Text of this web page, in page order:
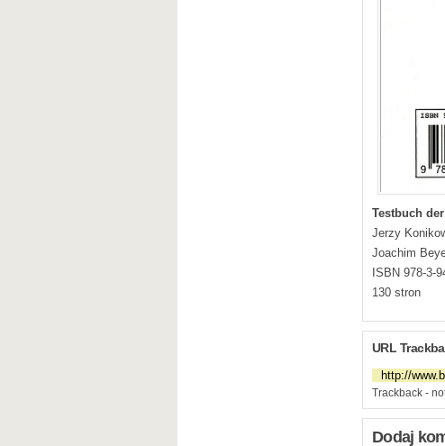
Testbuch
Jerzy
Joachim
ISBN 978-3-
130 stron
URL
Trackback -
Dodaj